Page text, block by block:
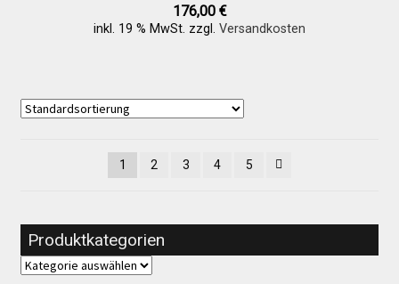
176,00 €
inkl. 19 % MwSt. zzgl. Versandkosten
1 2 3 4 5
Produktkategorien